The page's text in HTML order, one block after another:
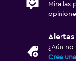
Mira las
Alertas
¿Aún no
Crea